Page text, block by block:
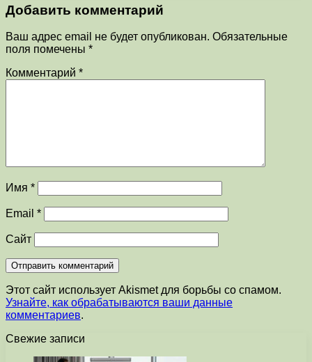
Добавить комментарий
Ваш адрес email не будет опубликован. Обязательные
поля помечены *
Комментарий *
Имя *
Email *
Сайт
Этот сайт использует Akismet для борьбы со спамом.
Узнайте, как обрабатываются ваши данные
комментариев.
Свежие записи